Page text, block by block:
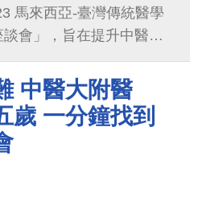
馬來西亞-臺灣傳統醫學
會」，旨在提升中醫醫
中醫大附醫
歲 一分鐘找到